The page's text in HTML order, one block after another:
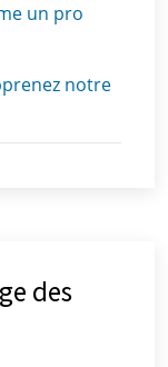
un pro
notre
des